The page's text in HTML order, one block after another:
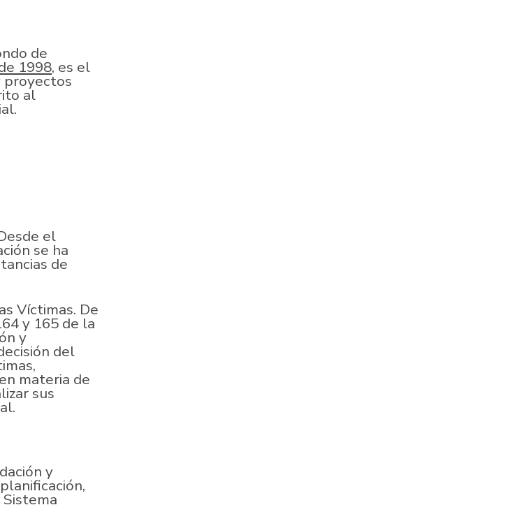
de
1998, es el
proyectos
al
el
se ha
de
Víctimas. De
y 165 de la
y
del
materia de
sus
y